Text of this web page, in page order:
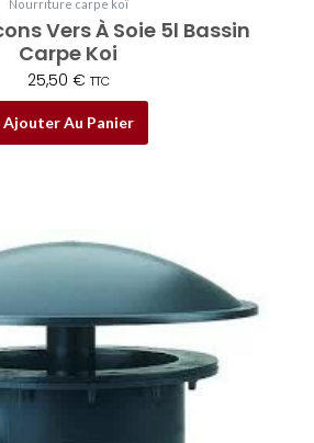
Nourriture carpe koï
Vers À Soie 5l Bassin
Carpe Koi
25,50 € TTC
Ajouter Au Panier
Le
prix
était :
33,95 €.
prix
actuel
est :
29,95 €.